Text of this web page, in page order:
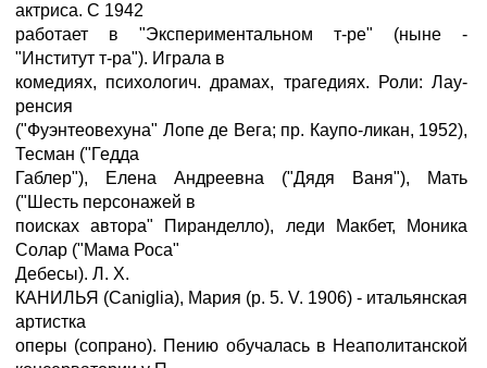
актриса. С 1942
работает в "Экспериментальном т-ре" (ныне -
"Институт т-ра"). Играла в
комедиях, психологич. драмах, трагедиях. Роли: Лау-
ренсия
("Фуэнтеовехуна" Лопе де Вега; пр. Каупо-ликан, 1952),
Тесман ("Гедда
Габлер"), Елена Андреевна ("Дядя Ваня"), Мать
("Шесть персонажей в
поисках автора" Пиранделло), леди Макбет, Моника
Солар ("Мама Роса"
Дебесы). Л. X.
КАНИЛЬЯ (Caniglia), Мария (р. 5. V. 1906) - итальянская
артистка
оперы (сопрано). Пению обучалась в Неаполитанской